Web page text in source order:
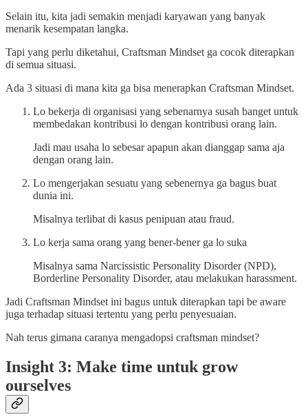
Selain itu, kita jadi semakin menjadi karyawan yang banyak
menarik kesempatan langka.
Tapi yang perlu diketahui, Craftsman Mindset ga cocok diterapkan
di semua situasi.
Ada 3 situasi di mana kita ga bisa menerapkan Craftsman Mindset.
Lo bekerja di organisasi yang sebenarnya susah banget untuk
membedakan kontribusi lo dengan kontribusi orang lain.
Jadi mau usaha lo sebesar apapun akan dianggap sama aja
dengan orang lain.
Lo mengerjakan sesuatu yang sebenernya ga bagus buat
dunia ini.
Misalnya terlibat di kasus penipuan atau fraud.
Lo kerja sama orang yang bener-bener ga lo suka
Misalnya sama Narcissistic Personality Disorder (NPD),
Borderline Personality Disorder, atau melakukan harassment.
Jadi Craftsman Mindset ini bagus untuk diterapkan tapi be aware
juga terhadap situasi tertentu yang perlu penyesuaian.
Nah terus gimana caranya mengadopsi craftsman mindset?
Insight 3: Make time untuk grow
ourselves